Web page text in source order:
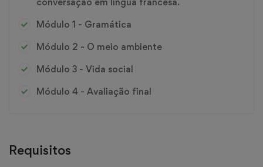
Módulo 1 - Gramática
Módulo 2 - O meio ambiente
Módulo 3 - Vida social
Módulo 4 - Avaliação final
Requisitos